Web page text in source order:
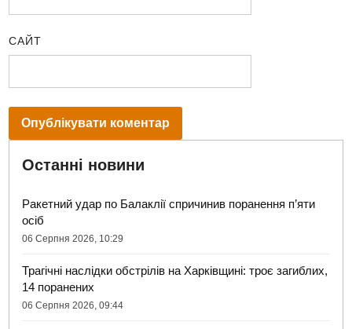
САЙТ
Останні новини
Ракетний удар по Балаклії спричинив поранення п’яти
осіб
06 Серпня 2026, 10:29
Трагічні наслідки обстрілів на Харківщині: троє загиблих,
14 поранених
06 Серпня 2026, 09:44